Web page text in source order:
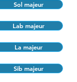
Sol majeur
Lab majeur
La majeur
Sib majeur